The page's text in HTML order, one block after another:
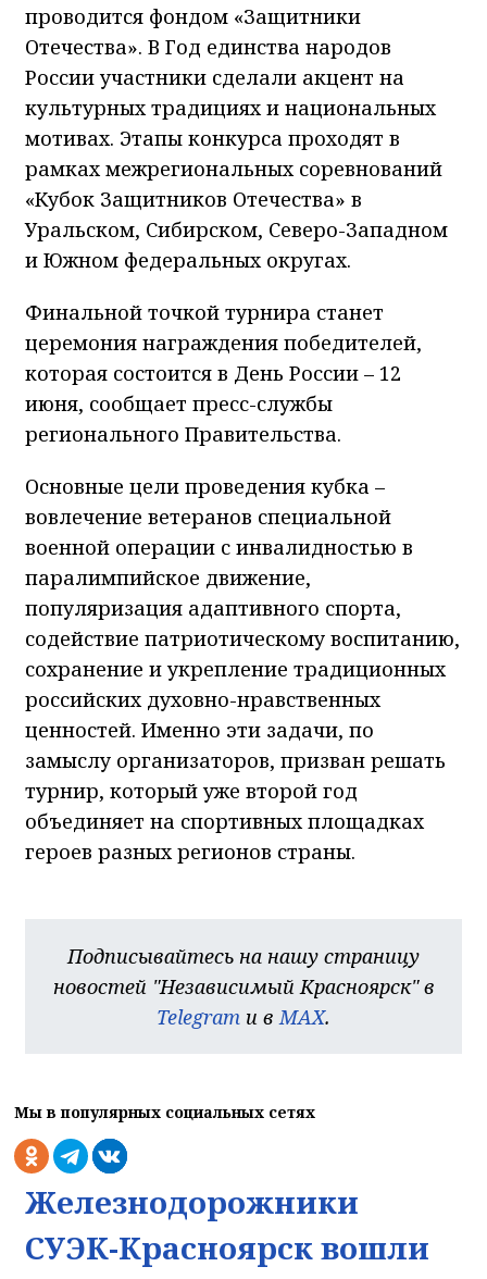
проводится фондом «Защитники
Отечества». В Год единства народов
России участники сделали акцент на
культурных традициях и национальных
мотивах. Этапы конкурса проходят в
рамках межрегиональных соревнований
«Кубок Защитников Отечества» в
Уральском, Сибирском, Северо-Западном
и Южном федеральных округах.
Финальной точкой турнира станет
церемония награждения победителей,
которая состоится в День России – 12
июня, сообщает пресс-службы
регионального Правительства.
Основные цели проведения кубка –
вовлечение ветеранов специальной
военной операции с инвалидностью в
паралимпийское движение,
популяризация адаптивного спорта,
содействие патриотическому воспитанию,
сохранение и укрепление традиционных
российских духовно-нравственных
ценностей. Именно эти задачи, по
замыслу организаторов, призван решать
турнир, который уже второй год
объединяет на спортивных площадках
героев разных регионов страны.
Подписывайтесь на нашу страницу
новостей "Независимый Красноярск" в
Telegram и в MAX.
Мы в популярных социальных сетях
Железнодорожники
СУЭК-Красноярск вошли